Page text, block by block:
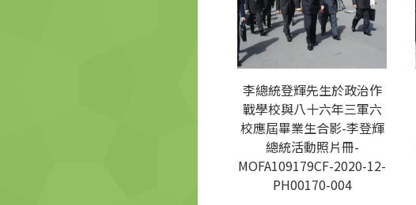
李總統登輝先生於政治作
戰學校與八十六年三軍六
校應屆畢業生合影-李登輝
總統活動照片冊-
MOFA109179CF-2020-12-
PH00170-004